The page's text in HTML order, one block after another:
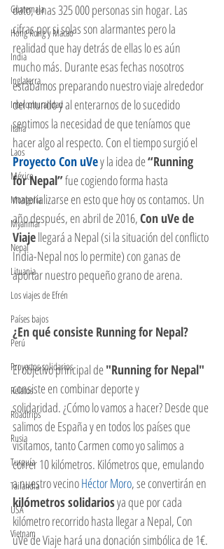
Guatemala
Hong Kong y Macao
India
Inglaterra
Interculturalidad
Italia
Laos
México
Mongolia
Myanmar
Nepal
Lituania
Los viajes de Efrén
Países bajos
Perú
Proyectos solidarios
Relatos
Roadtrips
Rusia
Turquía
Tailandia
USA
Vietnam
dato, unas 325 000 personas sin hogar. Las
cifras por si solas son alarmantes pero la
realidad que hay detrás de ellas lo es aún
mucho más. Durante esas fechas nosotros
estábamos preparando nuestro viaje alrededor
del mundo y al enterarnos de lo sucedido
sentimos la necesidad de que teníamos que
hacer algo al respecto. Con el tiempo surgió el
Proyecto Con uVe y la idea de “Running
for Nepal” fue cogiendo forma hasta
materializarse en esto que hoy os contamos. Un
año después, en abril de 2016, Con uVe de
Viaje llegará a Nepal (si la situación del conflicto
India-Nepal nos lo permite) con ganas de
aportar nuestro pequeño grano de arena.
¿En qué consiste Running for Nepal?
El objetivo principal de "Running for Nepal"
consiste en combinar deporte y
solidaridad. ¿Cómo lo vamos a hacer? Desde que
salimos de España y en todos los países que
visitamos, tanto Carmen como yo salimos a
correr 10 kilómetros. Kilómetros que, emulando
a nuestro vecino Héctor Moro, se convertirán en
kilómetros solidarios ya que por cada
kilómetro recorrido hasta llegar a Nepal, Con
uVe de Viaje hará una donación simbólica de 1€.